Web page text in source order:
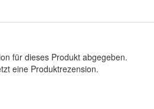
für dieses Produkt abgegeben.
eine Produktrezension.